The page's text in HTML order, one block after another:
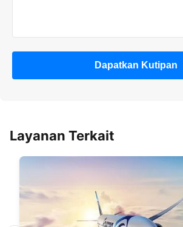
Dapatkan Kutipan
Layanan Terkait